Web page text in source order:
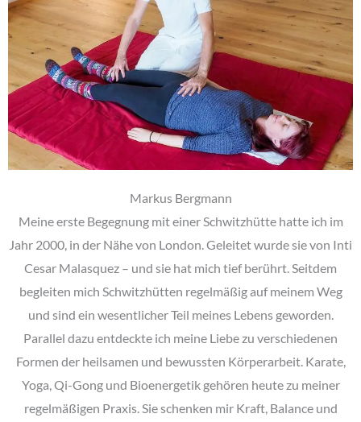
Markus Bergmann
Meine erste Begegnung mit einer Schwitzhütte hatte ich im
Jahr 2000, in der Nähe von London. Geleitet wurde sie von Inti
Cesar Malasquez – und sie hat mich tief berührt. Seitdem
begleiten mich Schwitzhütten regelmäßig auf meinem Weg
und sind ein wesentlicher Teil meines Lebens geworden.
Parallel dazu entdeckte ich meine Liebe zu verschiedenen
Formen der heilsamen und bewussten Körperarbeit. Karate,
Yoga, Qi-Gong und Bioenergetik gehören heute zu meiner
regelmäßigen Praxis. Sie schenken mir Kraft, Balance und